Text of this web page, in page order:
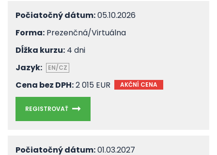
Počiatočný dátum:05.10.2026
Forma: Prezenčná/Virtuálna
Dĺžka kurzu: 4 dni
Jazyk:
EN/CZ
Cena bez DPH:2 015 EUR AKČNÍ CENA
REGISTROVAŤ
Počiatočný dátum:01.03.2027